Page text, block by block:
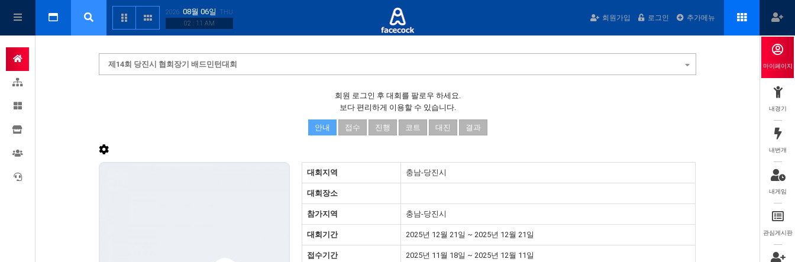
2026 08월 06일
THU
02 : 11 AM
회원가입 로그인 추가메뉴
제14회 당진시 협회장기 배드민턴대회
회원 로그인 후 대회를 팔로우 하세요.
보다 편리하게 이용할 수 있습니다.
안내 접수 진행 코트 대진 결과
대회지역 충남-당진시
대회장소
참가지역 충남-당진시
대회기간 2025년 12월 21일 ~ 2025년 12월 21일
접수기간 2025년 11월 18일 ~ 2025년 12월 11일
마이페이지
내경기
내번개
내게임
관심게시판